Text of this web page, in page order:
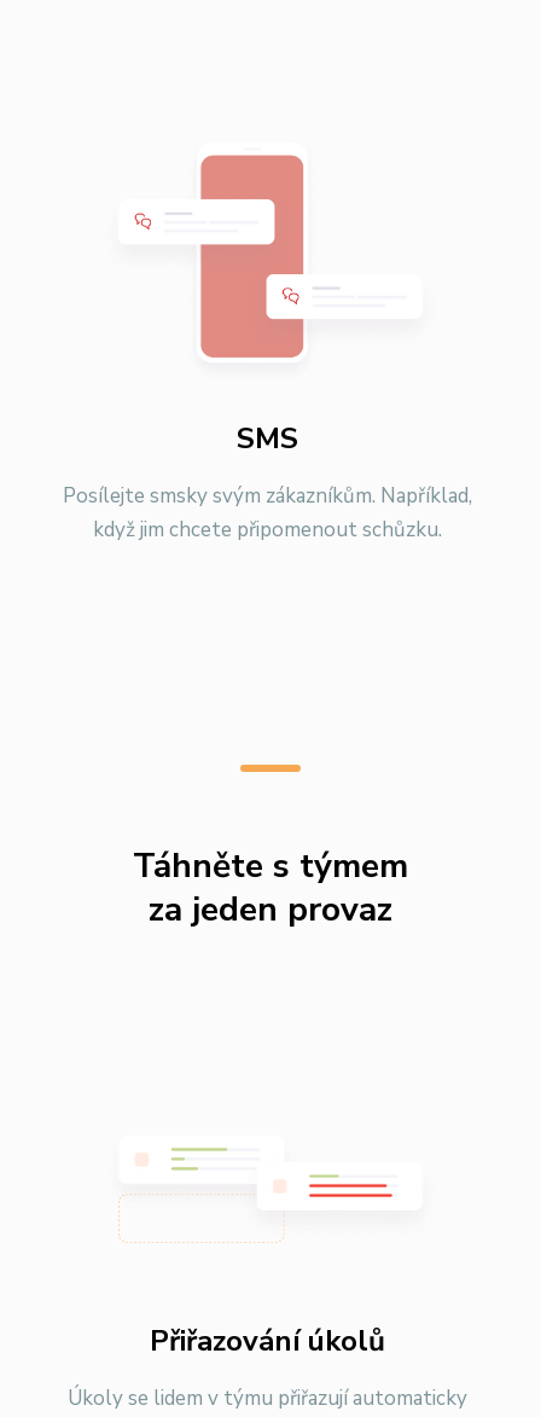
SMS
Posílejte smsky svým zákazníkům. Například,
když jim chcete připomenout schůzku.
Táhněte s týmem
za jeden provaz
Přiřazování úkolů
Úkoly se lidem v týmu přiřazují automaticky